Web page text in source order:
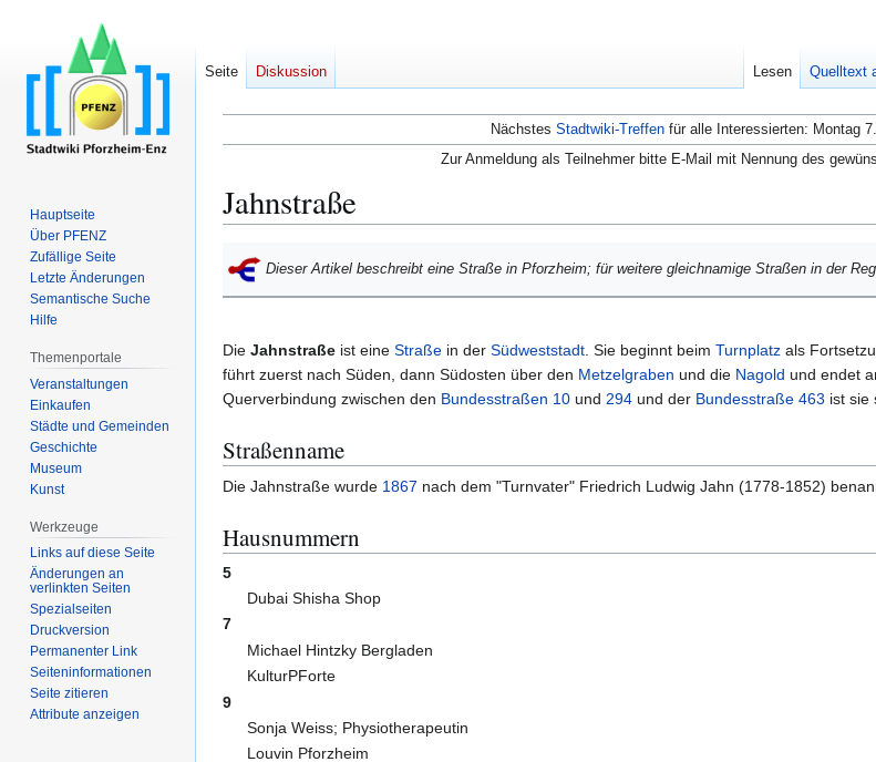
Nächstes Stadtwiki-Treffen für alle Interessierten: Montag
Zur Anmeldung als Teilnehmer bitte E-Mail mit Nennung des
Jahnstraße
Navigation
springen
Suche
springen
Dieser Artikel beschreibt eine Straße in Pforzheim; für weitere gleichnamige Straßen in der
Die Jahnstraße ist eine Straße in der Südweststadt. Sie beginnt beim Turnplatz als
führt zuerst nach Süden, dann Südosten über den Metzelgraben und die Nagold und endet
Querverbindung zwischen den Bundesstraßen 10 und 294 und der Bundesstraße 463 ist sie
Straßenname
Die Jahnstraße wurde 1867 nach dem "Turnvater" Friedrich Ludwig Jahn (1778-1852)
Hausnummern
5
Dubai Shisha Shop
7
Michael Hintzky Bergladen
KulturPForte
9
Sonja Weiss; Physiotherapeutin
Louvin Pforzheim
Seite Diskussion Lesen Quelltext
Hauptseite
Über PFENZ
Zufällige Seite
Letzte Änderungen
Semantische Suche
Hilfe
Themenportale
Veranstaltungen
Einkaufen
Städte und Gemeinden
Geschichte
Museum
Kunst
Werkzeuge
Links auf diese Seite
Änderungen an
verlinkten Seiten
Spezialseiten
Druckversion
Permanenter Link
Seiten­­informationen
Seite zitieren
Attribute anzeigen